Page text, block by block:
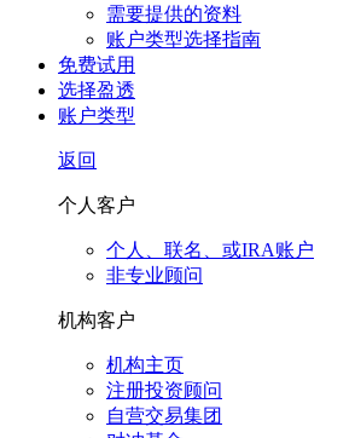
需要提供的资料
账户类型选择指南
免费试用
选择盈透
账户类型
返回
个人客户
个人、联名、或IRA账户
非专业顾问
机构客户
机构主页
注册投资顾问
自营交易集团